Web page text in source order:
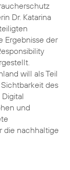
Dr. Katarina
Ergebnisse der
will als Teil
des
und
die nachhaltige